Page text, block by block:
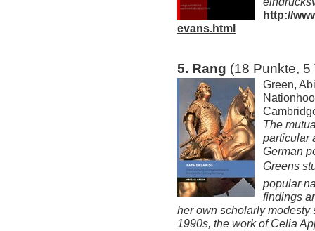
http://
evans.html
5. Rang (18 Punkte, 5
Green,
The
particular
German
Greens
popular
findings
her own scholarly modesty
1990s, the work of Celia